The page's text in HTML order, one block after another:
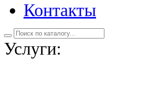
Контакты
Услуги: